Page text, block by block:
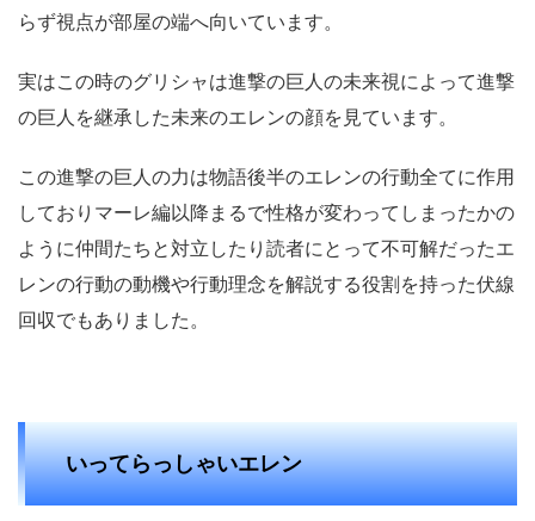
らず視点が部屋の端へ向いています。
実はこの時のグリシャは進撃の巨人の未来視によって進撃
の巨人を継承した未来のエレンの顔を見ています。
この進撃の巨人の力は物語後半のエレンの行動全てに作用
しておりマーレ編以降まるで性格が変わってしまったかの
ように仲間たちと対立したり読者にとって不可解だったエ
レンの行動の動機や行動理念を解説する役割を持った伏線
回収でもありました。
いってらっしゃいエレン